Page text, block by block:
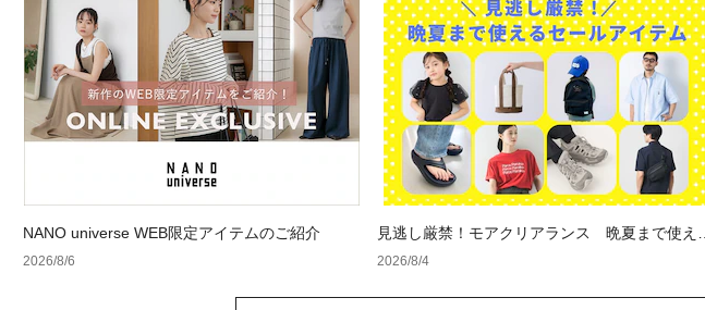
NANO universe WEB限定アイテムのご紹介
2026/8/6
見逃し厳禁！モアクリアランス 晩夏まで使える
セールアイテム
2026/8/4